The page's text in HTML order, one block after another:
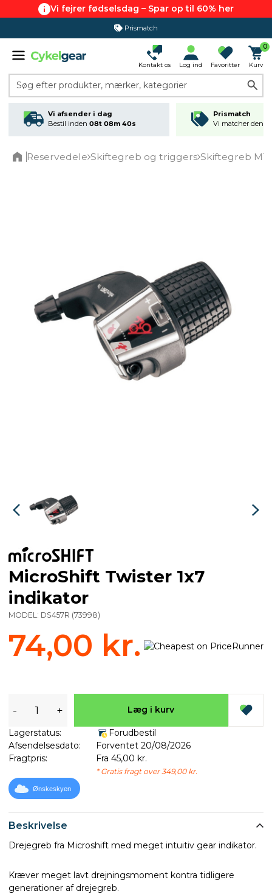
Vi fejrer fødselsdag – Spar op til 60% her
Prismatch
Kontakt os Log ind Favoritter
0
Kurv
Søg efter produkter, mærker, kategorier
Vi afsender i dag
Bestil inden 08t 08m 39s
Prismatch
Vi matcher den
Reservedele Skiftegreb og triggers Skiftegreb
Beskrivelse
Drejegreb fra Microshift med meget intuitiv gear indikator.
Kræver meget lavt drejningsmoment kontra tidligere
generationer af drejegreb.
MicroShift Twister 1x7
indikator
MODEL: DS457R (73998)
74,00 kr.
- + Læg i kurv
Lagerstatus:
Forudbestil
Afsendelsesdato:
Forventet 20/08/2026
Fragtpris:
Fra 45,00 kr.
* Gratis fragt over 349,00 kr.
Ønskeskyen